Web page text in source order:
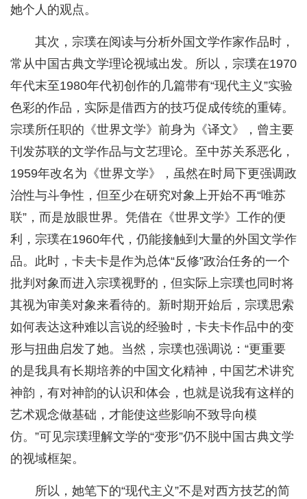
她个人的观点。
其次，宗璞在阅读与分析外国文学作家作品时，
常从中国古典文学理论视域出发。所以，宗璞在1970
年代末至1980年代初创作的几篇带有“现代主义”实验
色彩的作品，实际是借西方的技巧促成传统的重铸。
宗璞所任职的《世界文学》前身为《译文》，曾主要
刊发苏联的文学作品与文艺理论。至中苏关系恶化，
1959年改名为《世界文学》，虽然在时局下更强调政
治性与斗争性，但至少在研究对象上开始不再“唯苏
联”，而是放眼世界。凭借在《世界文学》工作的便
利，宗璞在1960年代，仍能接触到大量的外国文学作
品。此时，卡夫卡是作为总体“反修”政治任务的一个
批判对象而进入宗璞视野的，但实际上宗璞也同时将
其视为审美对象来看待的。新时期开始后，宗璞思索
如何表达这种难以言说的经验时，卡夫卡作品中的变
形与扭曲启发了她。当然，宗璞也强调说：“更重要
的是我具有长期培养的中国文化精神，中国艺术讲究
神韵，有对神韵的认识和体会，也就是说我有这样的
艺术观念做基础，才能使这些影响不致导向模
仿。”可见宗璞理解文学的“变形”仍不脱中国古典文学
的视域框架。
所以，她笔下的“现代主义”不是对西方技艺的简